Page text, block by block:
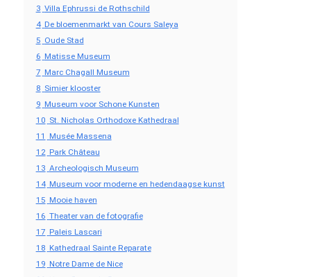
3 Villa Ephrussi de Rothschild
4 De bloemenmarkt van Cours Saleya
5 Oude Stad
6 Matisse Museum
7 Marc Chagall Museum
8 Simier klooster
9 Museum voor Schone Kunsten
10 St. Nicholas Orthodoxe Kathedraal
11 Musée Massena
12 Park Château
13 Archeologisch Museum
14 Museum voor moderne en hedendaagse kunst
15 Mooie haven
16 Theater van de fotografie
17 Paleis Lascari
18 Kathedraal Sainte Reparate
19 Notre Dame de Nice